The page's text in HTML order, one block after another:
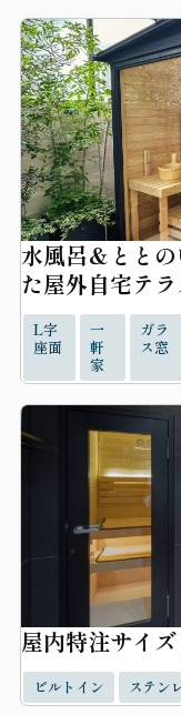
水風呂＆とと
た屋外自宅テ
L字
座面
一
軒
家
ガラ
ス窓
屋内特注サイ
ビルトイン ステン